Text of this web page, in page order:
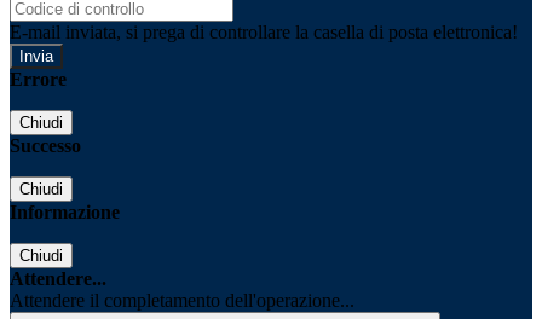
E-mail inviata, si prega di controllare la casella di posta elettronica!
Errore
Chiudi
Successo
Chiudi
Informazione
Chiudi
Attendere...
Attendere il completamento dell'operazione...